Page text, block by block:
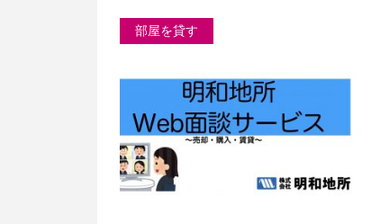
部屋を貸す